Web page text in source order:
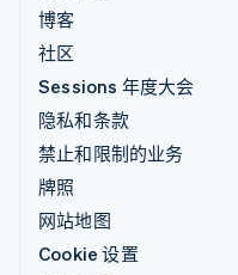
博客
社区
Sessions 年度大会
隐私和条款
禁止和限制的业务
牌照
网站地图
Cookie 设置